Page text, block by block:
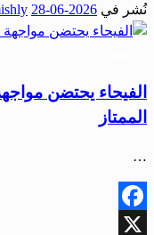
Share
نُشر في 2026-06-28
الفيحاء يحتضن
الممتاز
…
Facebook